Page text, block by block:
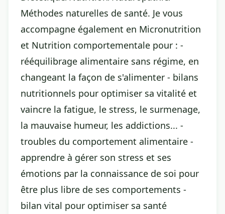
Méthodes naturelles de santé. Je vous
accompagne également en Micronutrition
et Nutrition comportementale pour : -
rééquilibrage alimentaire sans régime, en
changeant la façon de s'alimenter - bilans
nutritionnels pour optimiser sa vitalité et
vaincre la fatigue, le stress, le surmenage,
la mauvaise humeur, les addictions... -
troubles du comportement alimentaire -
apprendre à gérer son stress et ses
émotions par la connaissance de soi pour
être plus libre de ses comportements -
bilan vital pour optimiser sa santé